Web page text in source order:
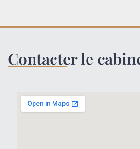
Contacter le